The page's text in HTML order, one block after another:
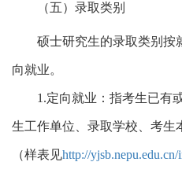
（五）录取类别
硕士研究生的录取类别按
向就业。
1.定向就业：指考生已有
生工作单位、录取学校、考生
（样表见http://